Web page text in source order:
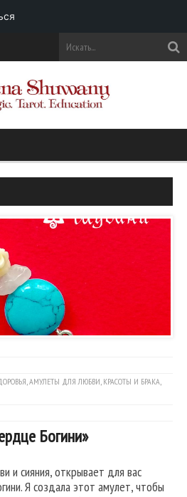
,АМУЛЕТЫ ДЛЯ ЛЮБВИ, КРАСОТЫ И БРАКА,
Богини»
и сияния, открывает для вас
Я создала этот амулет, чтобы